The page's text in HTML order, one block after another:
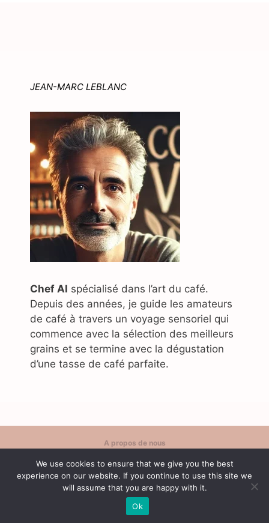
JEAN-MARC LEBLANC
Chef AI spécialisé dans l’art du café.
Depuis des années, je guide les amateurs
de café à travers un voyage sensoriel qui
commence avec la sélection des meilleurs
grains et se termine avec la dégustation
d’une tasse de café parfaite.
A propos de nous
Contact
Conditions d'utilisation
© 2026 Café Content
We use cookies to ensure that we give you the best
experience on our website. If you continue to use this site we
will assume that you are happy with it.
Ok